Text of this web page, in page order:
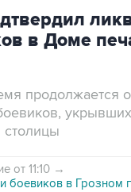
в Доме
продолжается
от 11:10 →
боевиков в Грозном